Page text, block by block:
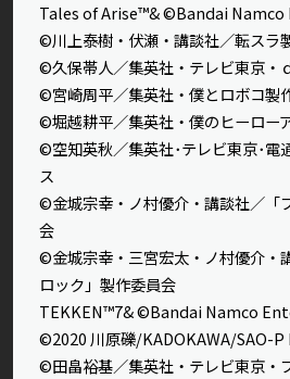
Tales of Arise™& ©Bandai
©川上泰樹・伏瀬・講談社／転スラ
©久保帯人／集英社・テレビ東京・
©宮崎周平／集英社・僕とロボコ製
©堀越耕平／集英社・僕のヒーロー
©空知英秋／集英社･テレビ東京･電
ス
©金城宗幸・ノ村優介・講談社／「
会
©金城宗幸・三宮宏太・ノ村優介・
ロック」製作委員会
TEKKEN™7& ©Bandai Namco
©2020 川原礫/KADOKAWA/SAO-
©田畠裕基／集英社・テレビ東京・